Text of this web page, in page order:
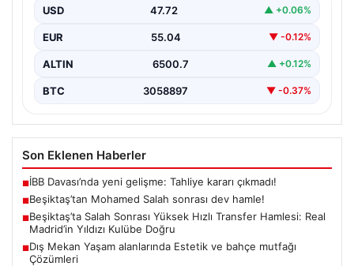
USD 47.72 ▲ +0.06%
EUR 55.04 ▼ -0.12%
ALTIN 6500.7 ▲ +0.12%
BTC 3058897 ▼ -0.37%
Son Eklenen Haberler
■İBB Davası’nda yeni gelişme: Tahliye kararı çıkmadı!
■Beşiktaş’tan Mohamed Salah sonrası dev hamle!
■Beşiktaş’ta Salah Sonrası Yüksek Hızlı Transfer Hamlesi: Real
Madrid’in Yıldızı Kulübe Doğru
■Dış Mekan Yaşam alanlarında Estetik ve bahçe mutfağı
Çözümleri